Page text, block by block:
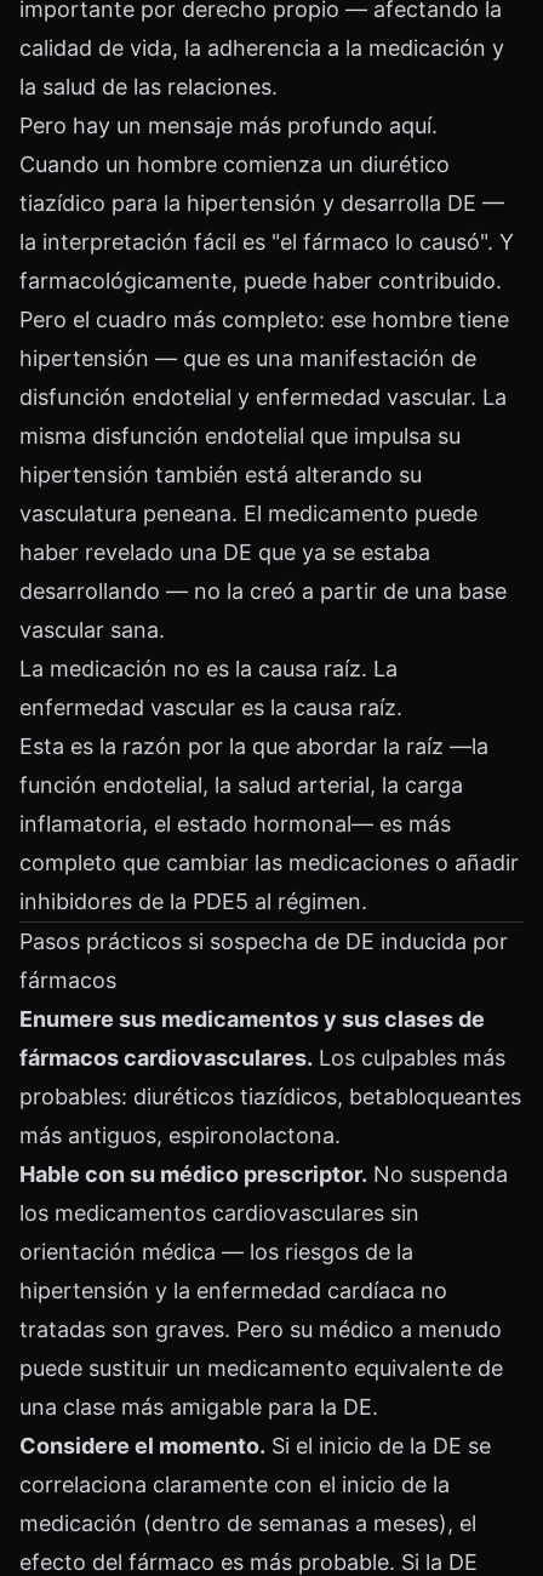
importante por derecho propio — afectando la
calidad de vida, la adherencia a la medicación y
la salud de las relaciones.
Pero hay un mensaje más profundo aquí.
Cuando un hombre comienza un diurético
tiazídico para la hipertensión y desarrolla DE —
la interpretación fácil es "el fármaco lo causó". Y
farmacológicamente, puede haber contribuido.
Pero el cuadro más completo: ese hombre tiene
hipertensión — que es una manifestación de
disfunción endotelial y enfermedad vascular. La
misma disfunción endotelial que impulsa su
hipertensión también está alterando su
vasculatura peneana. El medicamento puede
haber revelado una DE que ya se estaba
desarrollando — no la creó a partir de una base
vascular sana.
La medicación no es la causa raíz. La
enfermedad vascular es la causa raíz.
Esta es la razón por la que abordar la raíz —la
función endotelial, la salud arterial, la carga
inflamatoria, el estado hormonal— es más
completo que cambiar las medicaciones o añadir
inhibidores de la PDE5 al régimen.
Pasos prácticos si sospecha de DE inducida por
fármacos
Enumere sus medicamentos y sus clases de
fármacos cardiovasculares. Los culpables más
probables: diuréticos tiazídicos, betabloqueantes
más antiguos, espironolactona.
Hable con su médico prescriptor. No suspenda
los medicamentos cardiovasculares sin
orientación médica — los riesgos de la
hipertensión y la enfermedad cardíaca no
tratadas son graves. Pero su médico a menudo
puede sustituir un medicamento equivalente de
una clase más amigable para la DE.
Considere el momento. Si el inicio de la DE se
correlaciona claramente con el inicio de la
medicación (dentro de semanas a meses), el
efecto del fármaco es más probable. Si la DE